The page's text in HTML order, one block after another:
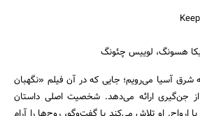
هسونگ، لوییس چئونگ
شرق آسیا می‌رویم؛ جایی که در آن فیلم «نگهبان
از جن‌گیری ارائه می‌دهد. شخصیت اصلی داستان